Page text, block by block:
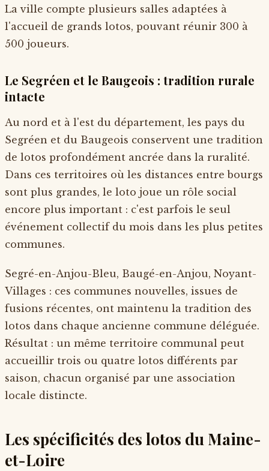
La ville compte plusieurs salles adaptées à
l'accueil de grands lotos, pouvant réunir 300 à
500 joueurs.
Le Segréen et le Baugeois : tradition rurale
intacte
Au nord et à l'est du département, les pays du
Segréen et du Baugeois conservent une tradition
de lotos profondément ancrée dans la ruralité.
Dans ces territoires où les distances entre bourgs
sont plus grandes, le loto joue un rôle social
encore plus important : c'est parfois le seul
événement collectif du mois dans les plus petites
communes.
Segré-en-Anjou-Bleu, Baugé-en-Anjou, Noyant-
Villages : ces communes nouvelles, issues de
fusions récentes, ont maintenu la tradition des
lotos dans chaque ancienne commune déléguée.
Résultat : un même territoire communal peut
accueillir trois ou quatre lotos différents par
saison, chacun organisé par une association
locale distincte.
Les spécificités des lotos du Maine-
et-Loire